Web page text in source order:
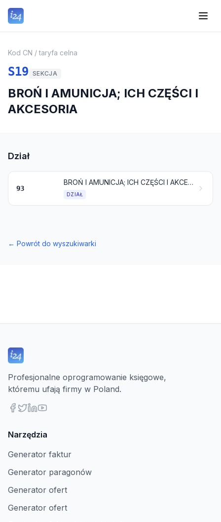
Kod CN / taryfa celna
S19 SEKCJA
BROŃ I AMUNICJA; ICH CZĘŚCI I
AKCESORIA
Dział
93
BROŃ I AMUNICJA; ICH CZĘŚCI I AKCESORIA
DZIAŁ
← Powrót do wyszukiwarki
Profesjonalne oprogramowanie księgowe,
któremu ufają firmy w Poland.
Narzędzia
Generator faktur
Generator paragonów
Generator ofert
Generator ofert